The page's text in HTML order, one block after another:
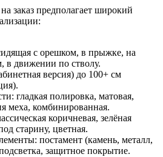
заказ предполагает широкий
с орешком, в прыжке, на
в движении по стволу.
версия) до 100+ см
гладкая полировка, матовая,
меха, комбинированная.
коричневая, зелёная
старину, цветная.
постамент (камень, металл,
защитное покрытие.